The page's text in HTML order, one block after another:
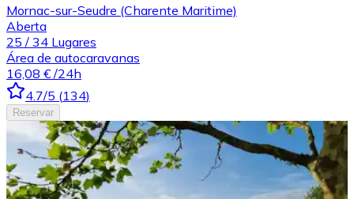
Mornac-sur-Seudre (Charente Maritime)
Aberta
25 / 34 Lugares
Área de autocaravanas
16,08 € /24h
4.7/5 (134)
Reservar